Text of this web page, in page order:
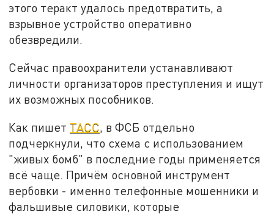
этого теракт удалось предотвратить, а
взрывное устройство оперативно
обезвредили.
Сейчас правоохранители устанавливают
личности организаторов преступления и ищут
их возможных пособников.
Как пишет ТАСС, в ФСБ отдельно
подчеркнули, что схема с использованием
"живых бомб" в последние годы применяется
всё чаще. Причём основной инструмент
вербовки - именно телефонные мошенники и
фальшивые силовики, которые